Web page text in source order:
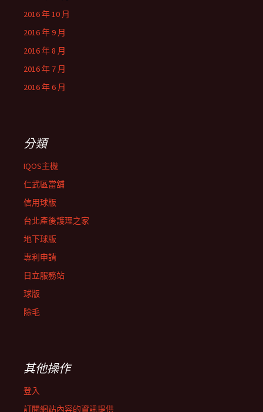
2016 年 10 月
2016 年 9 月
2016 年 8 月
2016 年 7 月
2016 年 6 月
分類
IQOS主機
仁武區當舖
信用球版
台北產後護理之家
地下球版
專利申請
日立服務站
球版
除毛
其他操作
登入
訂閱網站內容的資訊提供